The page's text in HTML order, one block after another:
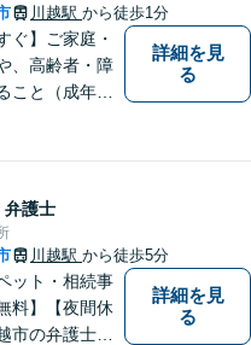
川越駅 から徒歩1分
ぐ】ご家庭・
、高齢者・障
こと（成年後
詳細を見
る
弁護士
川越駅 から徒歩5分
ット・相続事
料】【夜間休
市の弁護士で
詳細を見
る